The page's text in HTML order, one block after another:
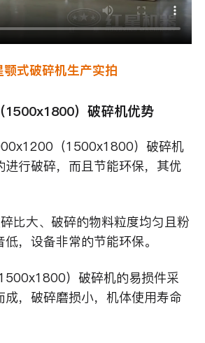
颚式破碎机生产实拍
）破碎机优势
（1500x1800）破碎机
进行破碎，而且节能环保，其优
比大、破碎的物料粒度均匀且粉
，设备非常的节能环保。
）破碎机的易损件采
成，破碎磨损小，机体使用寿命